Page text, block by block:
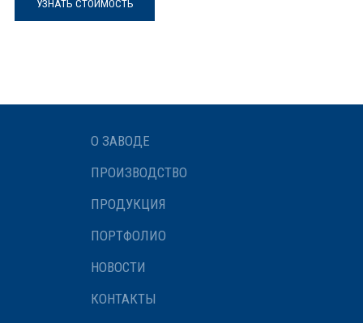
УЗНАТЬ СТОИМОСТЬ
О ЗАВОДЕ
ПРОИЗВОДСТВО
ПРОДУКЦИЯ
ПОРТФОЛИО
НОВОСТИ
КОНТАКТЫ